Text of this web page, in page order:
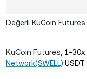
Değerli KuCoin Futures
KuCoin Futures, 1-30x
Network(SWELL) USDT